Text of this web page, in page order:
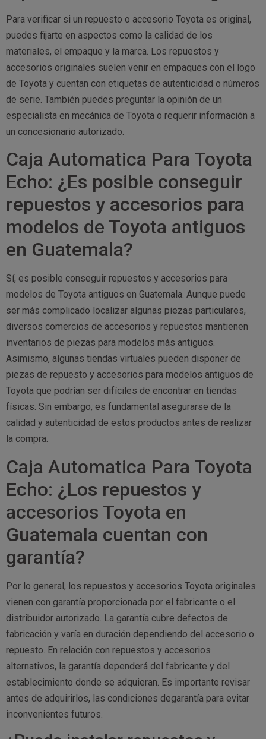
Para verificar si un repuesto o accesorio Toyota es original,
puedes fijarte en aspectos como la calidad de los
materiales, el empaque y la marca. Los repuestos y
accesorios originales suelen venir en empaques con el logo
de Toyota y cuentan con etiquetas de autenticidad o números
de serie. También puedes preguntar la opinión de un
especialista en mecánica de Toyota o requerir información a
un concesionario autorizado.
Caja Automatica Para Toyota
Echo: ¿Es posible conseguir
repuestos y accesorios para
modelos de Toyota antiguos
en Guatemala?
Sí, es posible conseguir repuestos y accesorios para
modelos de Toyota antiguos en Guatemala. Aunque puede
ser más complicado localizar algunas piezas particulares,
diversos comercios de accesorios y repuestos mantienen
inventarios de piezas para modelos más antiguos.
Asimismo, algunas tiendas virtuales pueden disponer de
piezas de repuesto y accesorios para modelos antiguos de
Toyota que podrían ser difíciles de encontrar en tiendas
físicas. Sin embargo, es fundamental asegurarse de la
calidad y autenticidad de estos productos antes de realizar
la compra.
Caja Automatica Para Toyota
Echo: ¿Los repuestos y
accesorios Toyota en
Guatemala cuentan con
garantía?
Por lo general, los repuestos y accesorios Toyota originales
vienen con garantía proporcionada por el fabricante o el
distribuidor autorizado. La garantía cubre defectos de
fabricación y varía en duración dependiendo del accesorio o
repuesto. En relación con repuestos y accesorios
alternativos, la garantía dependerá del fabricante y del
establecimiento donde se adquieran. Es importante revisar
antes de adquirirlos, las condiciones degarantía para evitar
inconvenientes futuros.